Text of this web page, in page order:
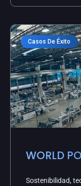
Casos De Éxito
WORLD
Sostenibilidad,